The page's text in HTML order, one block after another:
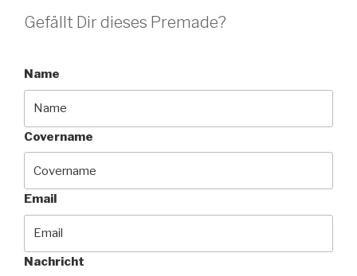
Gefällt Dir dieses Premade?
Name
Covername
Email
Nachricht